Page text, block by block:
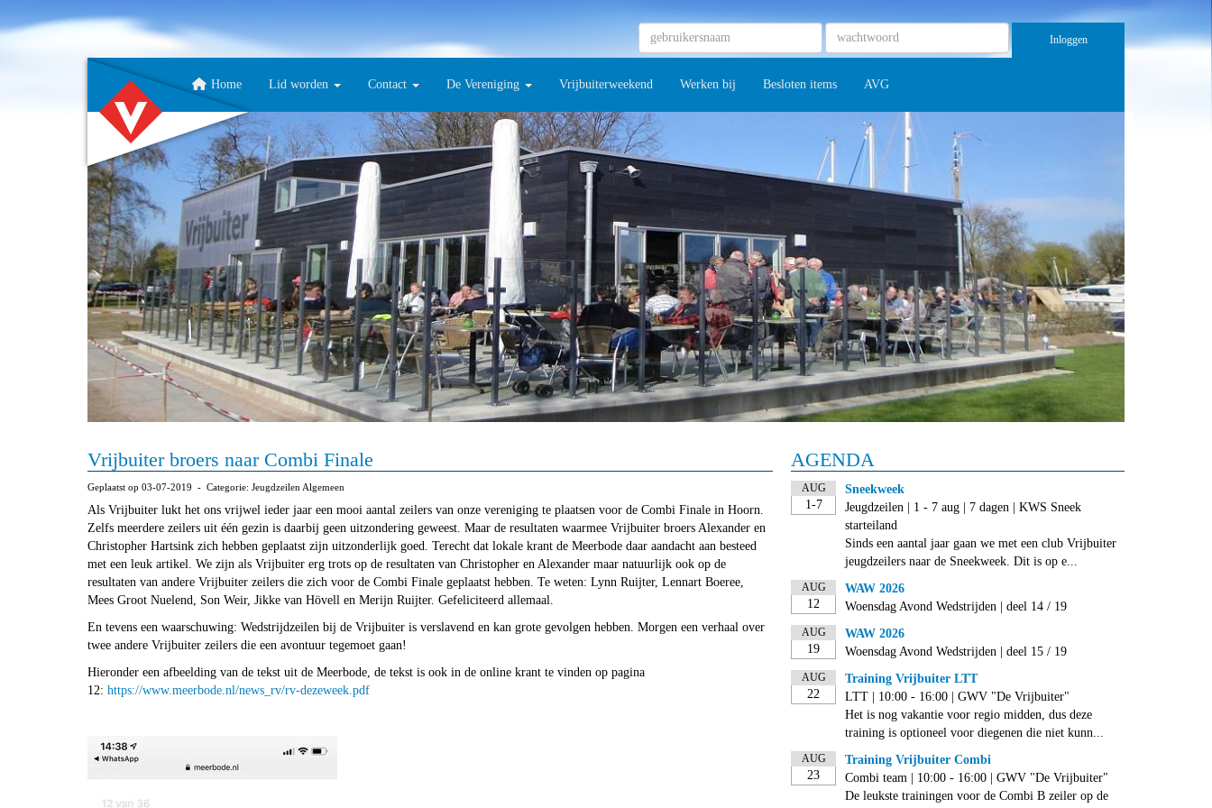
Inloggen
Home Lid worden Contact De Vereniging Vrijbuiterweekend Werken bij Besloten items AVG
Vrijbuiter broers naar Combi Finale
Geplaatst op 03-07-2019 - Categorie: Jeugdzeilen Algemeen
Als Vrijbuiter lukt het ons vrijwel ieder jaar een mooi aantal zeilers van onze vereniging te plaatsen voor de Combi Finale in Hoorn.
Zelfs meerdere zeilers uit één gezin is daarbij geen uitzondering geweest. Maar de resultaten waarmee Vrijbuiter broers Alexander en
Christopher Hartsink zich hebben geplaatst zijn uitzonderlijk goed. Terecht dat lokale krant de Meerbode daar aandacht aan besteed
met een leuk artikel. We zijn als Vrijbuiter erg trots op de resultaten van Christopher en Alexander maar natuurlijk ook op de
resultaten van andere Vrijbuiter zeilers die zich voor de Combi Finale geplaatst hebben. Te weten: Lynn Ruijter, Lennart Boeree,
Mees Groot Nuelend, Son Weir, Jikke van Hövell en Merijn Ruijter. Gefeliciteerd allemaal.
En tevens een waarschuwing: Wedstrijdzeilen bij de Vrijbuiter is verslavend en kan grote gevolgen hebben. Morgen een verhaal over
twee andere Vrijbuiter zeilers die een avontuur tegemoet gaan!
Hieronder een afbeelding van de tekst uit de Meerbode, de tekst is ook in de online krant te vinden op pagina
12: https://www.meerbode.nl/news_rv/rv-dezeweek.pdf
AGENDA
AUG
1-7
Sneekweek
Jeugdzeilen | 1 - 7 aug | 7 dagen | KWS Sneek
starteiland
Sinds een aantal jaar gaan we met een club Vrijbuiter
jeugdzeilers naar de Sneekweek. Dit is op e...
AUG
12
WAW 2026
Woensdag Avond Wedstrijden | deel 14 / 19
AUG
19
WAW 2026
Woensdag Avond Wedstrijden | deel 15 / 19
AUG
22
Training Vrijbuiter LTT
LTT | 10:00 - 16:00 | GWV "De Vrijbuiter"
Het is nog vakantie voor regio midden, dus deze
training is optioneel voor diegenen die niet kunn...
AUG
23
Training Vrijbuiter Combi
Combi team | 10:00 - 16:00 | GWV "De Vrijbuiter"
De leukste trainingen voor de Combi B zeiler op de